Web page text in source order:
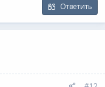
Ответить